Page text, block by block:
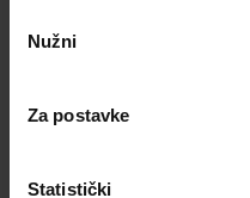
pristanka
Nužni
Za postavke
Statistički
puni
ponašam kao da
konkretno kao